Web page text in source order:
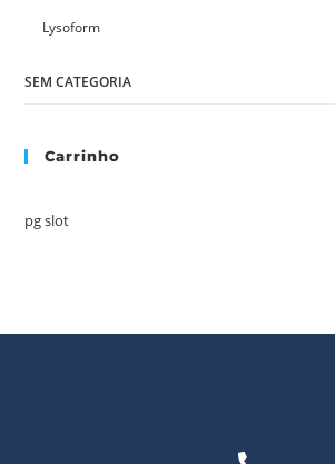
Lysoform
SEM CATEGORIA
Carrinho
pg slot